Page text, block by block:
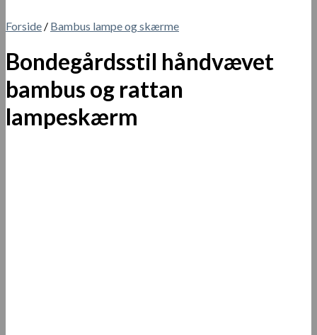
Forside / Bambus lampe og skærme
Bondegårdsstil håndvævet
bambus og rattan
lampeskærm